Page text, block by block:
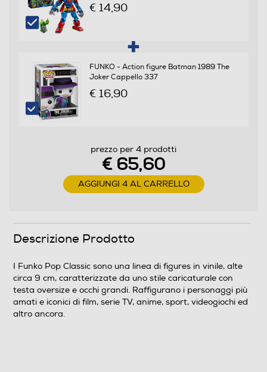
€ 14,90
FUNKO - Action figure Batman 1989 The
Joker Cappello 337
€ 16,90
prezzo per 4 prodotti
€ 65,60
AGGIUNGI 4 AL CARRELLO
Descrizione Prodotto
I Funko Pop Classic sono una linea di figures in vinile, alte
circa 9 cm, caratterizzate da uno stile caricaturale con
testa oversize e occhi grandi. Raffigurano i personaggi più
amati e iconici di film, serie TV, anime, sport, videogiochi ed
altro ancora.